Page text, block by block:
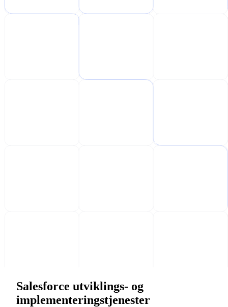
Salesforce utviklings- og
implementeringstjenester